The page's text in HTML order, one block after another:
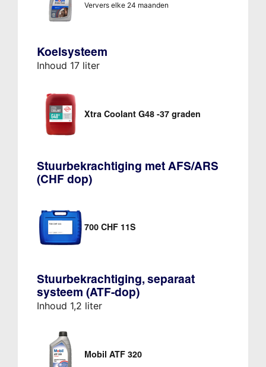
Ververs elke 24 maanden
Koelsysteem
Inhoud 17 liter
Xtra Coolant G48 -37 graden
Stuurbekrachtiging met AFS/ARS
(CHF dop)
700 CHF 11S
Stuurbekrachtiging, separaat
systeem (ATF-dop)
Inhoud 1,2 liter
Mobil ATF 320